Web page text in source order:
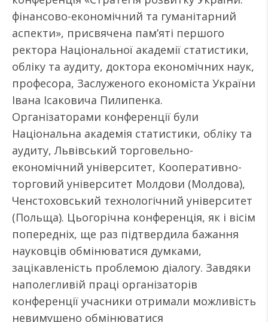
фінансово-економічний та гуманітарний
аспекти», присвячена пам’яті першого
ректора Національної академії статистики,
обліку та аудиту, доктора економічних наук,
професора, Заслуженого економіста України
Івана Ісаковича Пилипенка.
Організаторами конференції були
Національна академія статистики, обліку та
аудиту, Львівський торговельно-
економічний університет, Кооперативно-
торговий університет Молдови (Молдова),
Ченстоховський технологічний університет
(Польща). Цьогорічна конференція, як і вісім
попередніх, ще раз підтвердила бажання
науковців обмінюватися думками,
зацікавленість проблемою діалогу. Завдяки
наполегливій праці організаторів
конференції учасники отримали можливість
невимушено обмінюватися